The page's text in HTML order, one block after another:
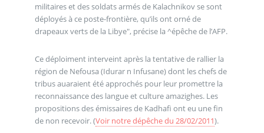
militaires et des soldats armés de Kalachnikov se sont
déployés à ce poste-frontière, qu’ils ont orné de
drapeaux verts de la Libye", précise la ^épêche de l’AFP.
Ce déploiment interveint après la tentative de rallier la
région de Nefousa (Idurar n Infusane) dont les chefs de
tribus auaraient été approchés pour leur promettre la
reconnaissance des langue et culture amazighes. Les
propositions des émissaires de Kadhafi ont eu une fin
de non recevoir. (Voir notre dépêche du 28/02/2011).